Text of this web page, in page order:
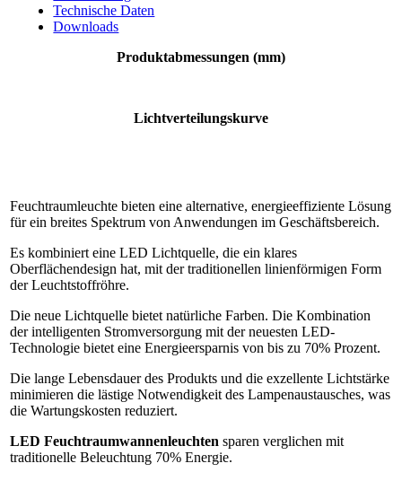
Technische Daten
Downloads
Produktabmessungen (mm)
Lichtverteilungskurve
Feuchtraumleuchte bieten eine alternative, energieeffiziente Lösung
für ein breites Spektrum von Anwendungen im Geschäftsbereich.
Es kombiniert eine LED Lichtquelle, die ein klares
Oberflächendesign hat, mit der traditionellen linienförmigen Form
der Leuchtstoffröhre.
Die neue Lichtquelle bietet natürliche Farben. Die Kombination
der intelligenten Stromversorgung mit der neuesten LED-
Technologie bietet eine Energieersparnis von bis zu 70% Prozent.
Die lange Lebensdauer des Produkts und die exzellente Lichtstärke
minimieren die lästige Notwendigkeit des Lampenaustausches, was
die Wartungskosten reduziert.
LED Feuchtraumwannenleuchten sparen verglichen mit
traditionelle Beleuchtung 70% Energie.